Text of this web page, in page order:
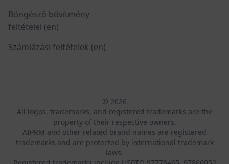
Böngésző bővítmény
feltételei (en)
Számlázási feltételek (en)
© 2026
All logos, trademarks, and registered trademarks are the
property of their respective owners.
AIPRM and other related brand names are registered
trademarks and are protected by international trademark
laws.